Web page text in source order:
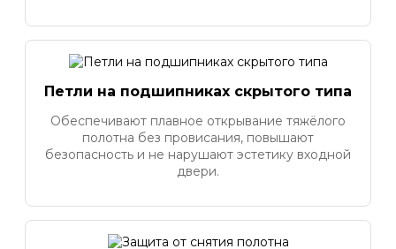
Петли на подшипниках скрытого типа
Обеспечивают плавное открывание тяжёлого
полотна без провисания, повышают
безопасность и не нарушают эстетику входной
двери.